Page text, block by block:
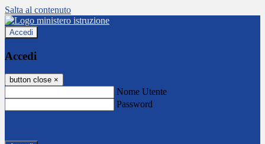
Salta al contenuto
Accedi
Accedi
button close ×
Nome Utente
Password